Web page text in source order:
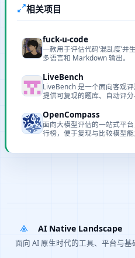
相关项目
fuck-u-code
一款用于评估代码‘混乱度’
多语言和 Markdown 输出。
LiveBench
LiveBench 是一个面向客观评
提供可复现的题库、自动评分
OpenCompass
面向大模型评估的一站式平
行榜，便于复现与比较模型能
AI Native Landscape
面向 AI 原生时代的工具、平台与基